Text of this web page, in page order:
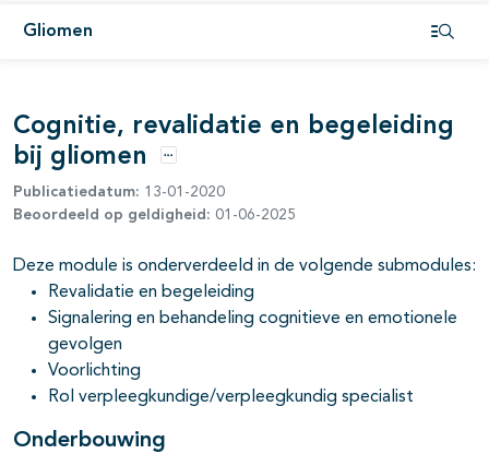
Gliomenopen- en dichtklappen
open- en dichtklappen
open- en dichtklappen
Cognitie, revalidatie en begeleiding
bij gliomen
Opties
Publicatiedatum: 13-01-2020
Beoordeeld op geldigheid: 01-06-2025
Deze module is onderverdeeld in de volgende submodules:
Revalidatie en begeleiding
Signalering en behandeling cognitieve en emotionele
gevolgen
Voorlichting
Rol verpleegkundige/verpleegkundig specialist
Onderbouwing